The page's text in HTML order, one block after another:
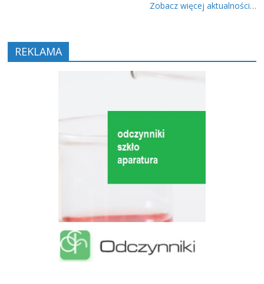
Zobacz więcej aktualności…
REKLAMA